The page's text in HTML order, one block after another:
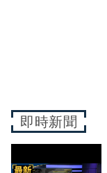
即時新聞